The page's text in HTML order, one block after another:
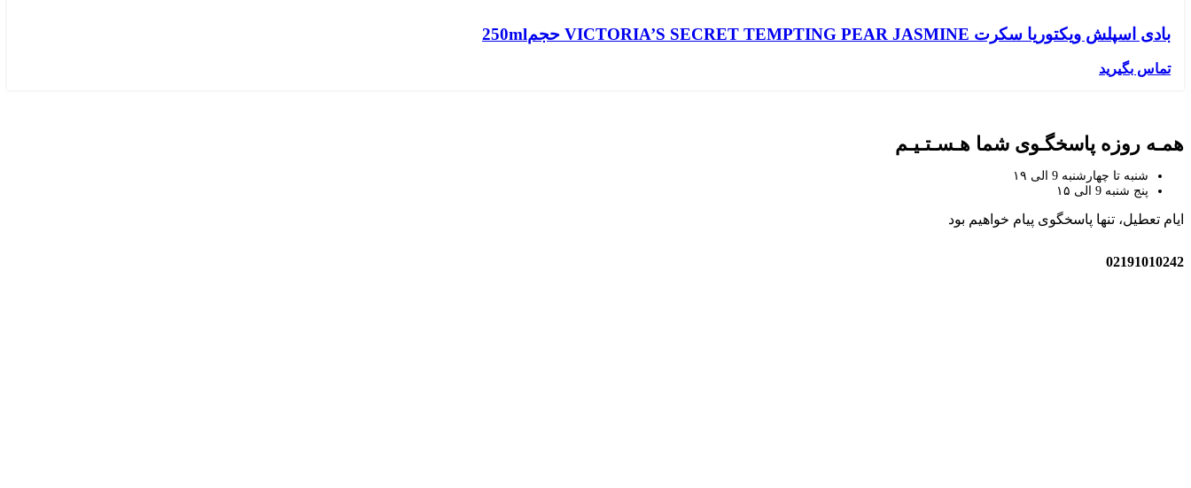
بادی اسپلش ویکتوریا سکرت VICTORIA’S SECRET TEMPTING PEAR JASMINE حجم250ml
تماس بگیرید
همـه روزه پاسخگـوی شما هـسـتـیـم
شنبه تا چهارشنبه 9 الی ۱۹
پنج شنبه 9 الی ۱۵
ایام تعطیل، تنها پاسخگوی پیام خواهیم بود
02191010242